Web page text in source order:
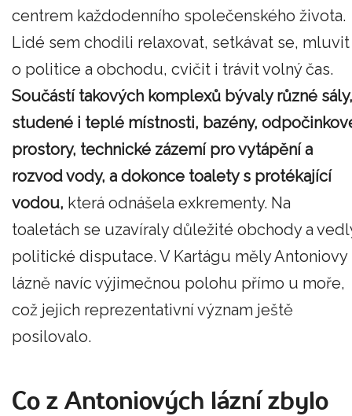
centrem každodenního společenského života.
Lidé sem chodili relaxovat, setkávat se, mluvit
o politice a obchodu, cvičit i trávit volný čas.
Součástí takových komplexů bývaly různé sály,
studené i teplé místnosti, bazény,
prostory, technické zázemí pro vytápění a
rozvod vody, a dokonce toalety s protékající
vodou, která odnášela exkrementy. Na
toaletách se uzavíraly důležité obchody a
politické disputace. V Kartágu měly Antoniovy
lázně navíc výjimečnou polohu přímo u moře,
což jejich reprezentativní význam ještě
posilovalo.
Co z Antoniových lázní zbylo